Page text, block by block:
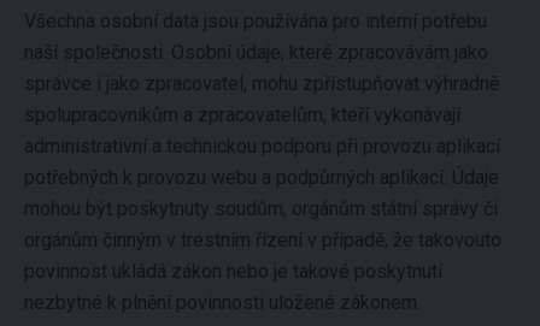
Všechna osobní data jsou používána pro interní potřebu
naší společnosti. Osobní údaje, které zpracovávám jako
správce i jako zpracovatel, mohu zpřístupňovat výhradně
spolupracovníkům a zpracovatelům, kteří vykonávají
administrativní a technickou podporu při provozu aplikací
potřebných k provozu webu a podpůrných aplikací. Údaje
mohou být poskytnuty soudům, orgánům státní správy či
orgánům činným v trestním řízení v případě, že takovouto
povinnost ukládá zákon nebo je takové poskytnutí
nezbytné k plnění povinnosti uložené zákonem.